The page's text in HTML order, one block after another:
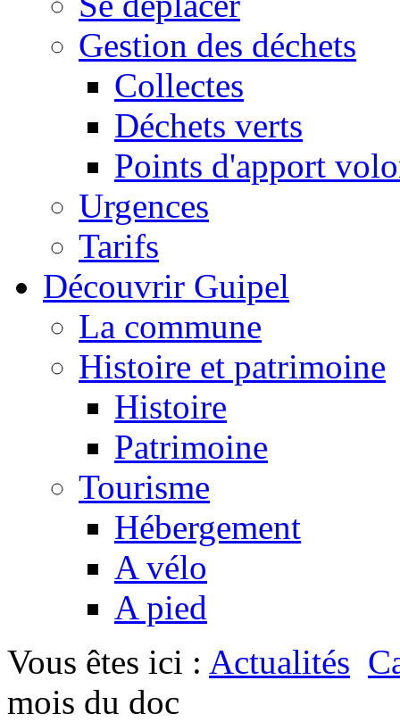
Gestion des déchets
Collectes
Déchets verts
Points d'apport
Urgences
Tarifs
Découvrir Guipel
La commune
Histoire et patrimoine
Histoire
Patrimoine
Tourisme
Hébergement
A vélo
A pied
Vous êtes ici : Actualités
mois du doc